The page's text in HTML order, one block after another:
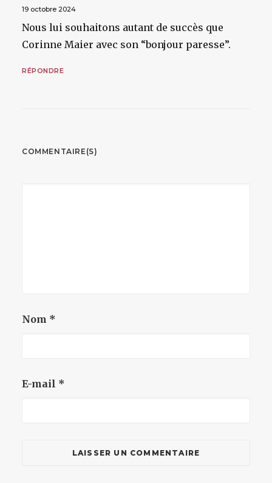
19 octobre 2024
Nous lui souhaitons autant de succès que
Corinne Maier avec son “bonjour paresse”.
RÉPONDRE
COMMENTAIRE(S)
Nom *
E-mail *